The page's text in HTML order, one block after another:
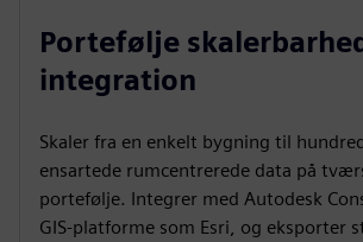
Portefølje
integration
Skaler fra en enkelt bygning til
ensartede rumcentrerede data på
portefølje. Integrer med Autodesk
GIS-platforme som Esri, og eksporter